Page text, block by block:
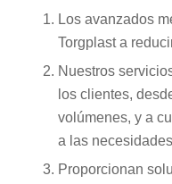
Los avanzados
Torgplast a
Nuestros
los clientes,
volúmenes, y a
a las
Proporcionan